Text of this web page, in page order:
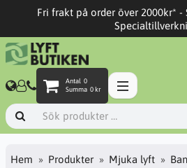
Fri frakt på order över 2000kr* -
Antal 0
Summa 0 kr
Hem Produkter Mjuka lyft